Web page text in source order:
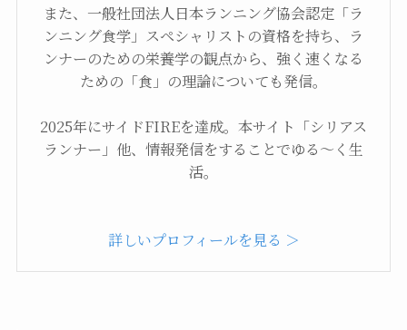
また、一般社団法人日本ランニング協会認定「ラ
ンニング食学」スペシャリストの資格を持ち、ラ
ンナーのための栄養学の観点から、強く速くなる
ための「食」の理論についても発信。
2025年にサイドFIREを達成。本サイト「シリアス
ランナー」他、情報発信をすることでゆる～く生
活。
詳しいプロフィールを見る ＞